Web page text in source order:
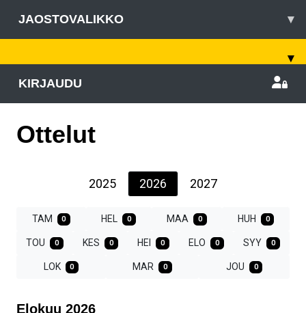
JAOSTOVALIKKO ▾
▾
KIRJAUDU
Ottelut
2025 2026 2027
TAM 0 HEL 0 MAA 0 HUH 0
TOU 0 KES 0 HEI 0 ELO 0 SYY 0
LOK 0 MAR 0 JOU 0
Elokuu 2026